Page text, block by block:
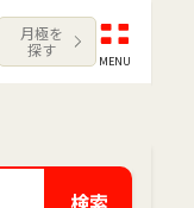
月極を
探す
MENU
検索